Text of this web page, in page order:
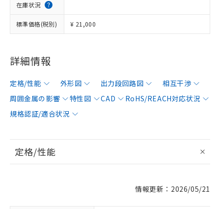
在庫状況
標準価格(税別) ¥ 21,000
詳細情報
定格/性能 外形図 出力段回路図
相互干渉
周囲金属の影響
特性図 CAD
RoHS/REACH対応状況
規格認証/適合状況
定格/性能
情報更新：2026/05/21